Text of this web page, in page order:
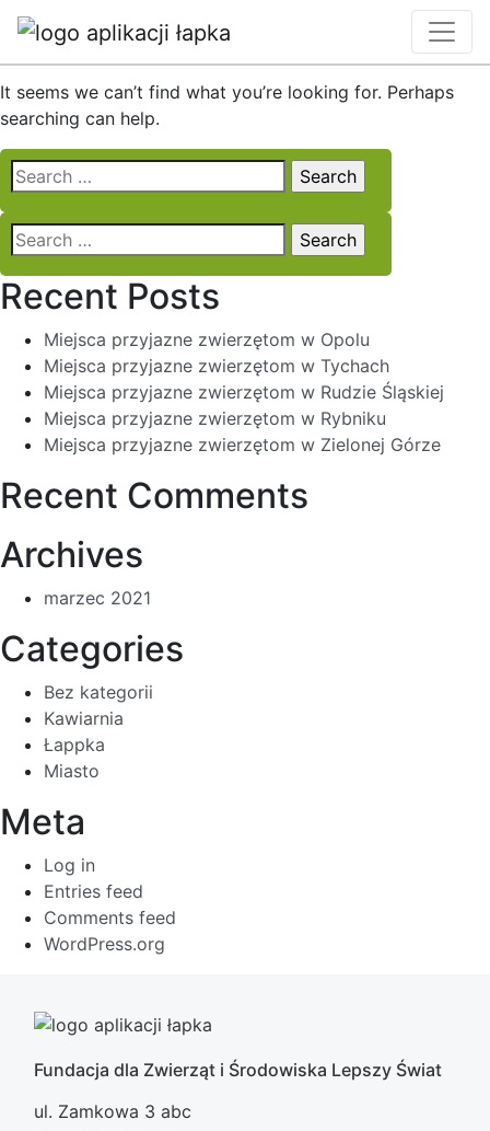
Nothing Found
It seems we can’t find what you’re looking for. Perhaps
searching can help.
Search
for:
Search
for:
Recent Posts
Miejsca przyjazne zwierzętom w Opolu
Miejsca przyjazne zwierzętom w Tychach
Miejsca przyjazne zwierzętom w Rudzie Śląskiej
Miejsca przyjazne zwierzętom w Rybniku
Miejsca przyjazne zwierzętom w Zielonej Górze
Recent Comments
Archives
marzec 2021
Categories
Bez kategorii
Kawiarnia
Łappka
Miasto
Meta
Log in
Entries feed
Comments feed
WordPress.org
Fundacja dla Zwierząt i Środowiska Lepszy Świat
ul. Zamkowa 3 abc